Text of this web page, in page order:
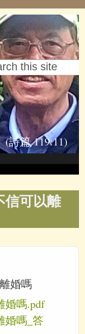
form
詩篇 119:11)
信可以離
婚嗎
婚嗎.pdf
婚嗎_答